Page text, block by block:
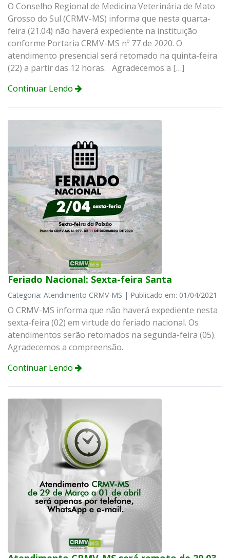
O Conselho Regional de Medicina Veterinária de Mato
Grosso do Sul (CRMV-MS) informa que nesta quarta-
feira (21.04) não haverá expediente na instituição
conforme Portaria CRMV-MS nº 77 de 2020. O
atendimento presencial será retomado na quinta-feira
(22) a partir das 12 horas. Agradecemos a […]
Continuar Lendo
Feriado Nacional: Sexta-feira Santa
Categoria: Atendimento CRMV-MS | Publicado em: 01/04/2021
O CRMV-MS informa que não haverá expediente nesta
sexta-feira (02) em virtude do feriado nacional. Os
atendimentos serão retomados na segunda-feira (05).
Agradecemos a compreensão.
Continuar Lendo